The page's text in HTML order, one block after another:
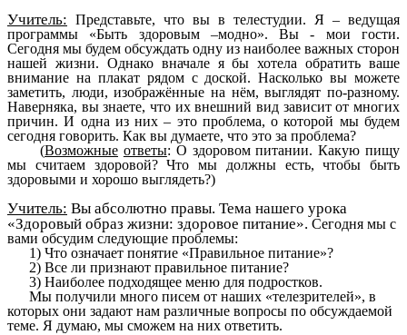
Учитель: Представьте, что вы в телестудии. Я – ведущая
программы «Быть здоровым –модно». Вы - мои гости.
Сегодня мы будем обсуждать одну из наиболее важных сторон
нашей жизни. Однако вначале я бы хотела обратить ваше
внимание на плакат рядом с доской. Насколько вы можете
заметить, люди, изображённые на нём, выглядят по-разному.
Наверняка, вы знаете, что их внешний вид зависит от многих
причин. И одна из них – это проблема, о которой мы будем
сегодня говорить. Как вы думаете, что это за проблема?
(Возможные ответы: О здоровом питании. Какую пищу
мы считаем здоровой? Что мы должны есть, чтобы быть
здоровыми и хорошо выглядеть?)
Учитель: Вы абсолютно правы. Тема нашего урока
«Здоровый образ жизни: здоровое питание». Сегодня мы с
вами обсудим следующие проблемы:
1) Что означает понятие «Правильное питание»?
2) Все ли признают правильное питание?
3) Наиболее подходящее меню для подростков.
Мы получили много писем от наших «телезрителей», в
которых они задают нам различные вопросы по обсуждаемой
теме. Я думаю, мы сможем на них ответить.